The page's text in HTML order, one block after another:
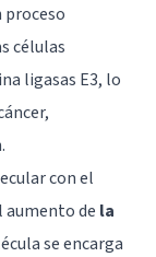
proceso
células
ligasas E3, lo
con el
aumento de la
se encarga